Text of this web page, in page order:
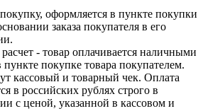
оформляется в пункте покупки
заказа покупателя в его
- товар оплачивается наличными
пункте покупке товара покупателем.
кассовый и товарный чек. Оплата
в российских рублях строго в
с ценой, указанной в кассовом и